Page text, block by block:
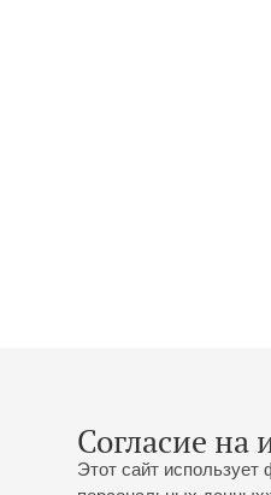
Согласие на
Этот сайт